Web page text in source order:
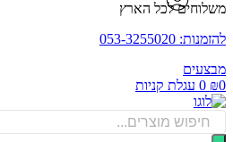
משלוחים לכל הארץ
להזמנות: 053-3255020
מבצעים
₪0
0 עגלת קניות
Products
search